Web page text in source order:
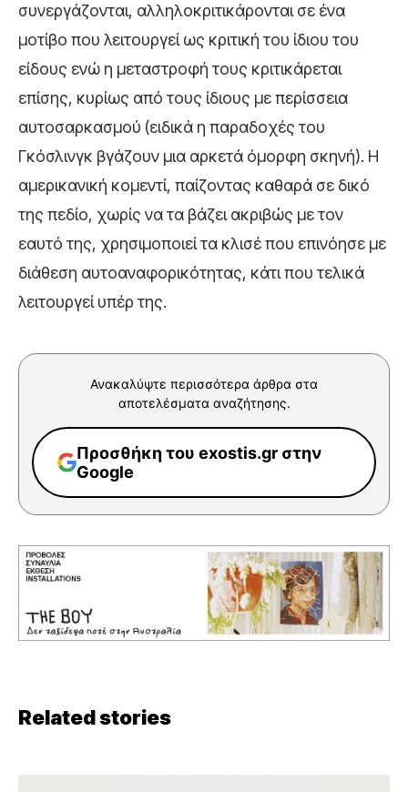
συνεργάζονται, αλληλοκριτικάρονται σε ένα
μοτίβο που λειτουργεί ως κριτική του ίδιου του
είδους ενώ η μεταστροφή τους κριτικάρεται
επίσης, κυρίως από τους ίδιους με περίσσεια
αυτοσαρκασμού (ειδικά η παραδοχές του
Γκόσλινγκ βγάζουν μια αρκετά όμορφη σκηνή). Η
αμερικανική κομεντί, παίζοντας καθαρά σε δικό
της πεδίο, χωρίς να τα βάζει ακριβώς με τον
εαυτό της, χρησιμοποιεί τα κλισέ που επινόησε με
διάθεση αυτοαναφορικότητας, κάτι που τελικά
λειτουργεί υπέρ της.
Ανακαλύψτε περισσότερα άρθρα στα
αποτελέσματα αναζήτησης.
Προσθήκη του exostis.gr στην
Google
Related stories